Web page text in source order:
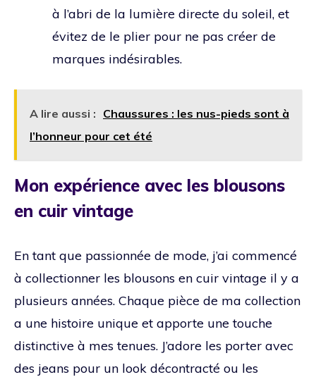
à l’abri de la lumière directe du soleil, et
évitez de le plier pour ne pas créer de
marques indésirables.
A lire aussi : Chaussures : les nus-pieds sont à
l’honneur pour cet été
Mon expérience avec les blousons
en cuir vintage
En tant que passionnée de mode, j’ai commencé
à collectionner les blousons en cuir vintage il y a
plusieurs années. Chaque pièce de ma collection
a une histoire unique et apporte une touche
distinctive à mes tenues. J’adore les porter avec
des jeans pour un look décontracté ou les